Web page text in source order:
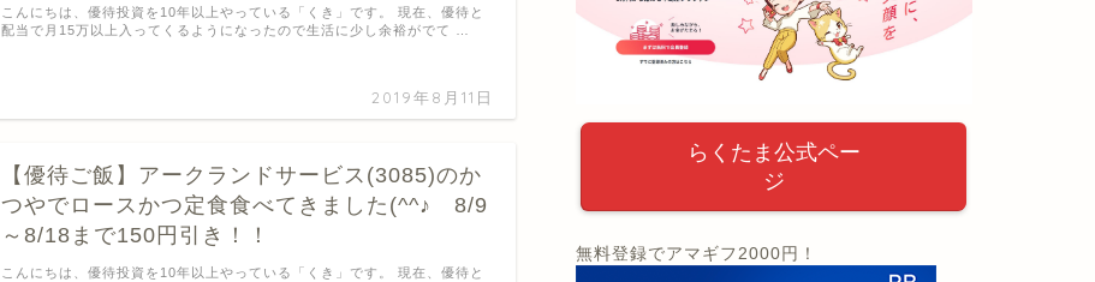
2019年8月11日
こんにちは、優待投資を10年以上やっている「くき」です。 現在、優待と
配当で月15万以上入ってくるようになったので生活に少し余裕がでて …
【優待ご飯】アークランドサービス(3085)のか
つやでロースかつ定食食べてきました(^^♪ 8/9
～8/18まで150円引き！！
こんにちは、優待投資を10年以上やっている「くき」です。 現在、優待と
らくたま公式ペー
ジ
無料登録でアマギフ2000円！